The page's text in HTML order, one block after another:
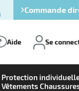
Commande
Aide Se
Protection
Vêtements